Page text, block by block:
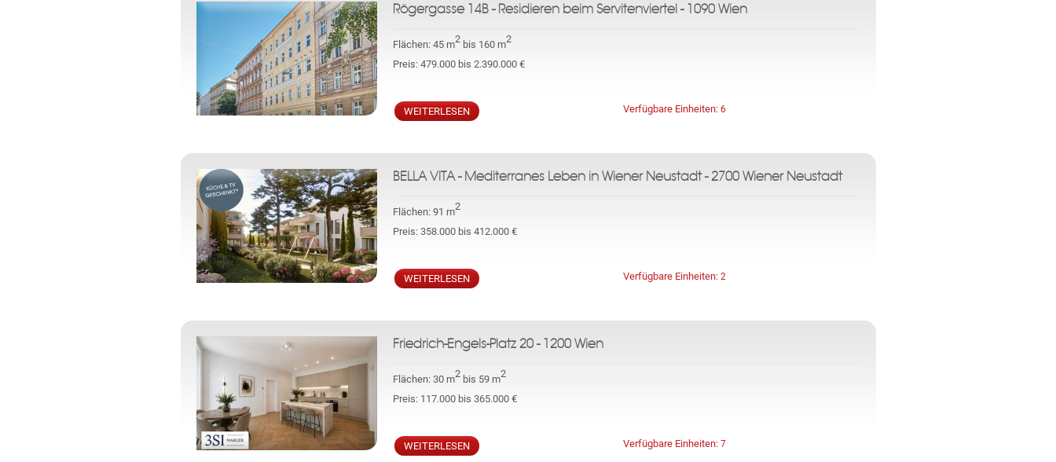
Damit wir ihre Anfrage verarbeiten können, werden wir die von ihnen eingegebenen Daten verarbeiten. Informationen über die Verarbeitung
sowie den Schutz ihrer persönlichen Daten finden sie
Rögergasse 14B - Residieren beim Servitenviertel - 1090 Wien
Flächen: 45 m2bis 160 m2
Preis: 479.000 bis 2.390.000 €
WEITERLESEN Verfügbare Einheiten: 6
BELLA VITA - Mediterranes Leben in Wiener Neustadt - 2700 Wiener Neustadt
Flächen: 91 m2
Preis: 358.000 bis 412.000 €
WEITERLESEN Verfügbare Einheiten: 2
Friedrich-Engels-Platz 20 - 1200 Wien
Flächen: 30 m2bis 59 m2
Preis: 117.000 bis 365.000 €
WEITERLESEN Verfügbare Einheiten: 7